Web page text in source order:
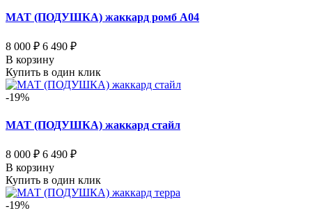
МАТ (ПОДУШКА) жаккард ромб А04
8 000 ₽ 6 490 ₽
В корзину
Купить в один клик
-19%
МАТ (ПОДУШКА) жаккард стайл
8 000 ₽ 6 490 ₽
В корзину
Купить в один клик
-19%